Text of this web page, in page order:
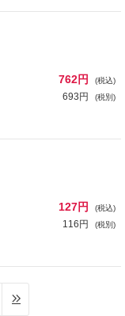
762円 (税込)
693円 (税別)
127円 (税込)
116円 (税別)